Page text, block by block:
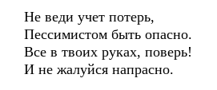
Не веди учет потерь,
Пессимистом быть опасно.
Все в твоих руках, поверь!
И не жалуйся напрасно.